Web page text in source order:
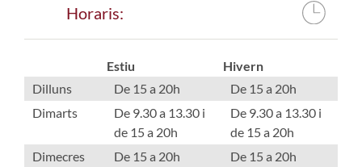
Horaris:
Estiu
Hivern
Dilluns
De 15 a 20h
De 15 a 20h
Dimarts
De 9.30 a 13.30 i
de 15 a 20h
De 9.30 a 13.30 i
de 15 a 20h
Dimecres
De 15 a 20h
De 15 a 20h